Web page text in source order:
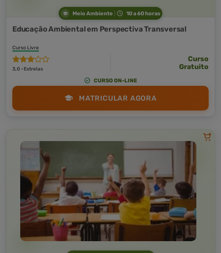
Meio Ambiente 10 a 60 horas
Educação Ambiental em Perspectiva Transversal
Curso Livre
3,0 · Estrelas
Curso
Gratuito
CURSO ON-LINE
MATRICULAR AGORA